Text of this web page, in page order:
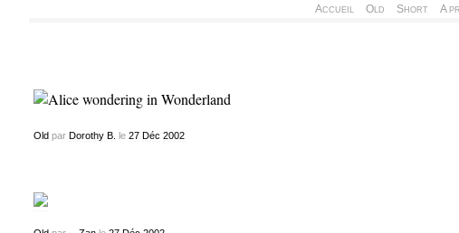
Accueil Old Short A
Oldpar Dorothy B. le 27 Déc 2002